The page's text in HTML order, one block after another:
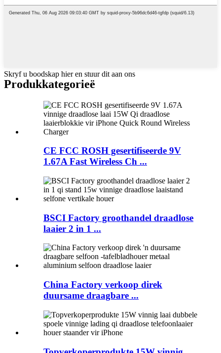
Skryf u boodskap hier en stuur dit aan ons
Produkkategorieë
CE FCC ROSH gesertifiseerde 9V
1.67A Fast Wireless Ch ...
BSCI Factory groothandel draadlose
laaier 2 in 1 ...
China Factory verkoop direk
duursame draagbare ...